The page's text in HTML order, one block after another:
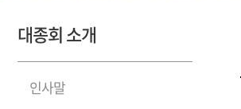
대종회 소개
인사말